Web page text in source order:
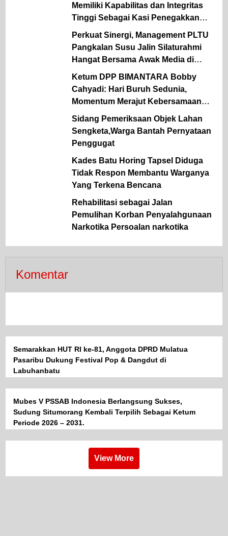
Memiliki Kapabilitas dan Integritas
Tinggi Sebagai Kasi Penegakkan
Hukum UPT Pengawasan
Ketenagakerjaan Wilayah II
Disnaker Sumut.
Perkuat Sinergi, Management PLTU
Pangkalan Susu Jalin Silaturahmi
Hangat Bersama Awak Media di
Medan.
Ketum DPP BIMANTARA Bobby
Cahyadi: Hari Buruh Sedunia,
Momentum Merajut Kebersamaan
Pemerintah, Pekerja & Pengusaha.
Sidang Pemeriksaan Objek Lahan
Sengketa,Warga Bantah Pernyataan
Penggugat
Kades Batu Horing Tapsel Diduga
Tidak Respon Membantu Warganya
Yang Terkena Bencana
Rehabilitasi sebagai Jalan
Pemulihan Korban Penyalahgunaan
Narkotika Persoalan narkotika
Komentar
Semarakkan HUT RI ke-81, Anggota DPRD Mulatua
Pasaribu Dukung Festival Pop & Dangdut di
Labuhanbatu
Mubes V PSSAB Indonesia Berlangsung Sukses,
Sudung Situmorang Kembali Terpilih Sebagai Ketum
Periode 2026 – 2031.
View More